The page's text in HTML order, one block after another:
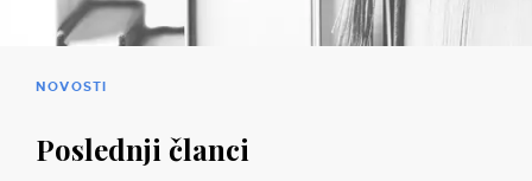
NOVOSTI
Poslednji članci